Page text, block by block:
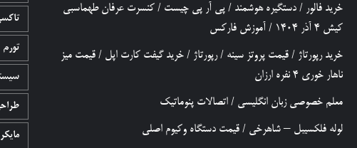
خرید فالور / دستگیره هوشمند / پی آر پی چیست / کنسرت عرفان طهماسبی
کیش 4 آذر 1404
/ آموزش فارکس
خرید رپورتاژ / قیمت پروتز سینه /رپورتاژ / خرید گیفت کارت اپل / قیمت میز
ناهار خوری 4 نفره ارزان
معلم خصوصی زبان انگلیسی / اتصالات پنوماتیک
لوله فلکسیبل – شاهرخی / قیمت دستگاه وکیوم اصلی
تورم